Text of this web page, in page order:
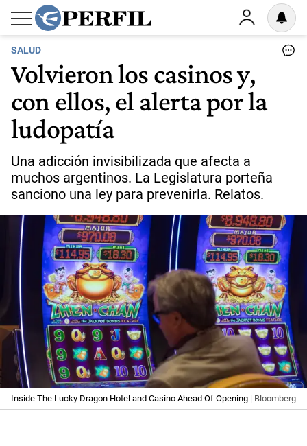
SALUD
Volvieron los casinos y,
con ellos, el alerta por la
ludopatía
Una adicción invisibilizada que afecta a
muchos argentinos. La Legislatura porteña
sanciono una ley para prevenirla. Relatos.
Inside The Lucky Dragon Hotel and Casino Ahead Of Opening | Bloomberg